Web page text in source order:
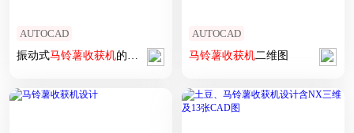
AUTOCAD
振动式马铃薯收获机的设计
AUTOCAD
马铃薯收获机二维图